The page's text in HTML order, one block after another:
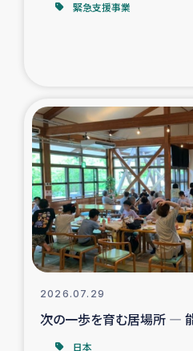
コーヒー
アイナロ県マウベシ郡
ベイルート大規
女性の生計
アグロフォレストリ
緊急支援事業
2026.07.29
次の一歩を育む居場所 ―
日本